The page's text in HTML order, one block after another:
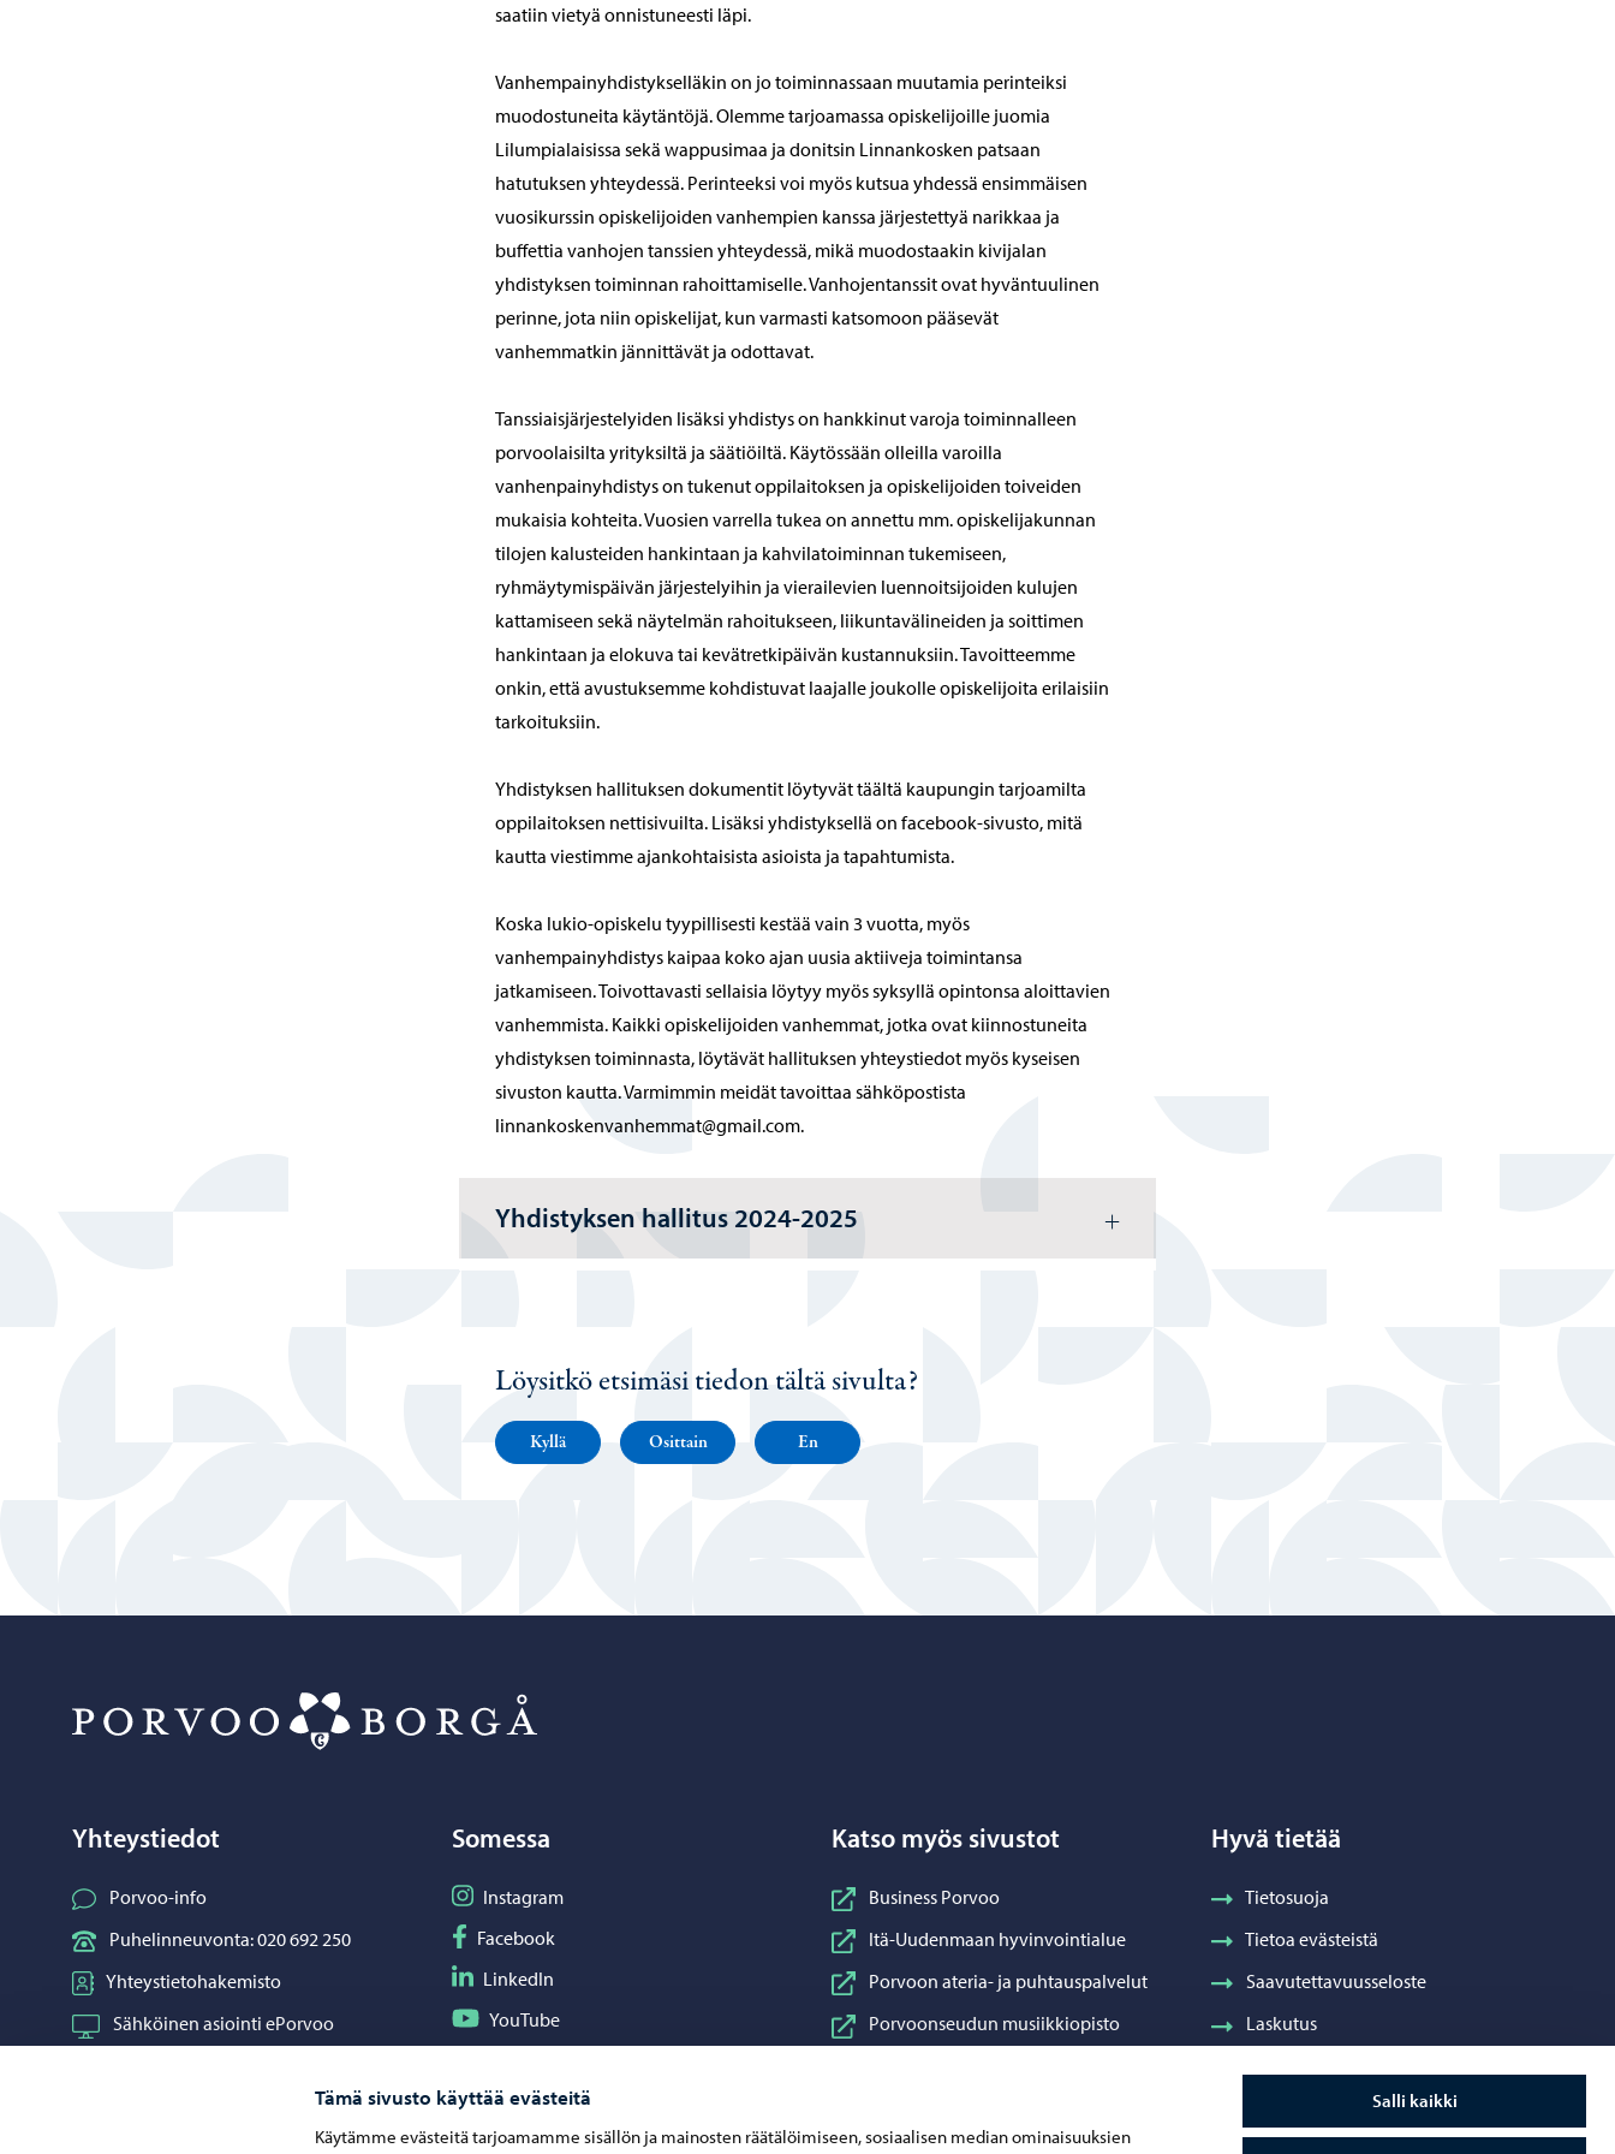
Tämä sivusto käyttää evästeitä
Käytämme evästeitä tarjoamamme sisällön ja mainosten räätälöimiseen, sosiaalisen median ominaisuuksien
Salli kaikki
saatiin vietyä onnistuneesti läpi.
Vanhempainyhdistykselläkin on jo toiminnassaan muutamia perinteiksi
muodostuneita käytäntöjä. Olemme tarjoamassa opiskelijoille juomia
Lilumpialaisissa sekä wappusimaa ja donitsin Linnankosken patsaan
hatutuksen yhteydessä. Perinteeksi voi myös kutsua yhdessä ensimmäisen
vuosikurssin opiskelijoiden vanhempien kanssa järjestettyä narikkaa ja
buffettia vanhojen tanssien yhteydessä, mikä muodostaakin kivijalan
yhdistyksen toiminnan rahoittamiselle. Vanhojentanssit ovat hyväntuulinen
perinne, jota niin opiskelijat, kun varmasti katsomoon pääsevät
vanhemmatkin jännittävät ja odottavat.
Tanssiaisjärjestelyiden lisäksi yhdistys on hankkinut varoja toiminnalleen
porvoolaisilta yrityksiltä ja säätiöiltä. Käytössään olleilla varoilla
vanhenpainyhdistys on tukenut oppilaitoksen ja opiskelijoiden toiveiden
mukaisia kohteita. Vuosien varrella tukea on annettu mm. opiskelijakunnan
tilojen kalusteiden hankintaan ja kahvilatoiminnan tukemiseen,
ryhmäytymispäivän järjestelyihin ja vierailevien luennoitsijoiden kulujen
kattamiseen sekä näytelmän rahoitukseen, liikuntavälineiden ja soittimen
hankintaan ja elokuva tai kevätretkipäivän kustannuksiin. Tavoitteemme
onkin, että avustuksemme kohdistuvat laajalle joukolle opiskelijoita erilaisiin
tarkoituksiin.
Yhdistyksen hallituksen dokumentit löytyvät täältä kaupungin tarjoamilta
oppilaitoksen nettisivuilta. Lisäksi yhdistyksellä on facebook-sivusto, mitä
kautta viestimme ajankohtaisista asioista ja tapahtumista.
Koska lukio-opiskelu tyypillisesti kestää vain 3 vuotta, myös
vanhempainyhdistys kaipaa koko ajan uusia aktiiveja toimintansa
jatkamiseen. Toivottavasti sellaisia löytyy myös syksyllä opintonsa aloittavien
vanhemmista. Kaikki opiskelijoiden vanhemmat, jotka ovat kiinnostuneita
yhdistyksen toiminnasta, löytävät hallituksen yhteystiedot myös kyseisen
sivuston kautta. Varmimmin meidät tavoittaa sähköpostista
linnankoskenvanhemmat@gmail.com.
Yhdistyksen hallitus 2024-2025
Löysitkö etsimäsi tiedon tältä sivulta?
Kyllä Osittain En
Yhteystiedot
Porvoo-info
Puhelinneuvonta: 020 692 250
Yhteystietohakemisto
Sähköinen asiointi ePorvoo
Somessa
Seuraa Instagram
Instagram
Seuraa Facebook
Facebook
Seuraa LinkedIn
LinkedIn
Seuraa YouTube
YouTube
Katso myös sivustot
Business Porvoo
Itä-Uudenmaan hyvinvointialue
Porvoon ateria- ja puhtauspalvelut
Porvoonseudun musiikkiopisto
Hyvä tietää
Tietosuoja
Tietoa evästeistä
Saavutettavuusseloste
Laskutus